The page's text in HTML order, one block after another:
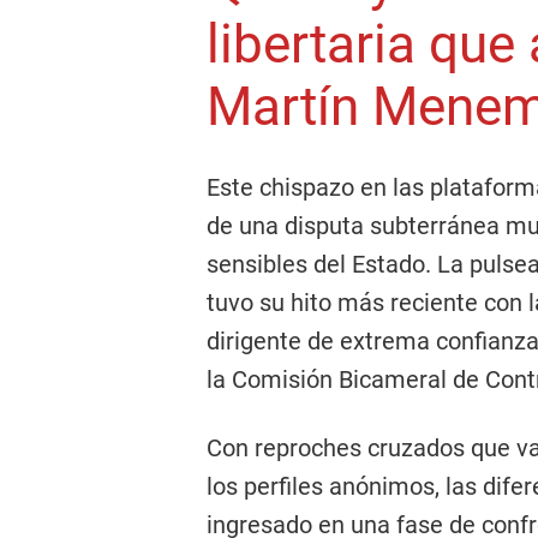
libertaria
Martín
Este chispazo en las
de una disputa subterránea
sensibles del Estado. La
tuvo su hito más reciente con
dirigente de extrema
la Comisión Bicameral de
Con reproches cruzados que
los perfiles anónimos, las
ingresado en una fase de